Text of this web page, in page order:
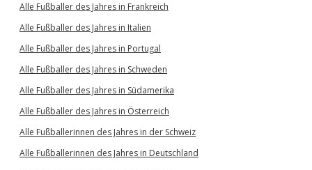
Alle Fußballer des Jahres in Frankreich
Alle Fußballer des Jahres in Italien
Alle Fußballer des Jahres in Portugal
Alle Fußballer des Jahres in Schweden
Alle Fußballer des Jahres in Südamerika
Alle Fußballer des Jahres in Österreich
Alle Fußballerinnen des Jahres in der Schweiz
Alle Fußballerinnen des Jahres in Deutschland